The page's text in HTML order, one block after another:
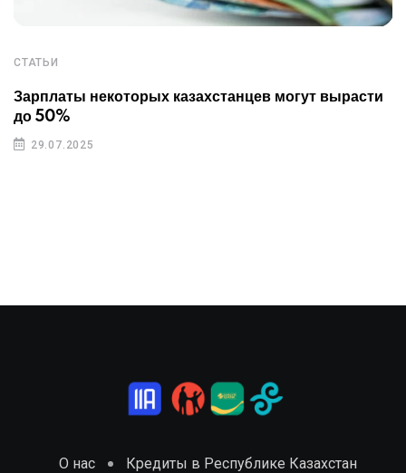
СТАТЬИ
Зарплаты некоторых казахстанцев могут вырасти
до 50%
29.07.2025
О нас Кредиты в Республике Казахстан